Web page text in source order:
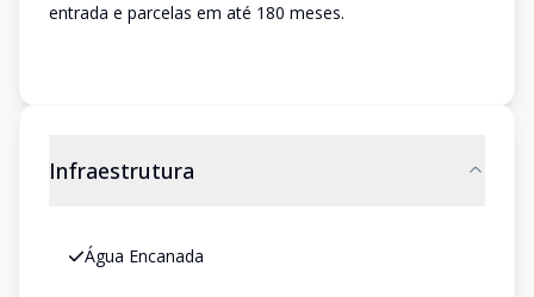
entrada e parcelas em até 180 meses.
Infraestrutura
Água Encanada